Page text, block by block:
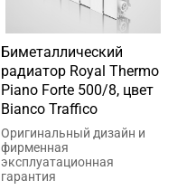
Биметаллический
радиатор Royal Thermo
Piano Forte 500/8, цвет
Bianco Traffico
Оригинальный дизайн и
фирменная
эксплуатационная
гарантия